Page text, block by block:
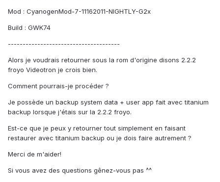
Mod : CyanogenMod-7-11162011-NIGHTLY-G2x
Build : GWK74
--------------------------------------
Alors je voudrais retourner sous la rom d'origine disons 2.2.2
froyo Videotron je crois bien.
Comment pourrais-je procéder ?
Je possède un backup system data + user app fait avec titanium
backup lorsque j'étais sur la 2.2.2 froyo.
Est-ce que je peux y retourner tout simplement en faisant
restaurer avec titanium backup ou je dois faire autrement ?
Merci de m'aider!
Si vous avez des questions gênez-vous pas ^^